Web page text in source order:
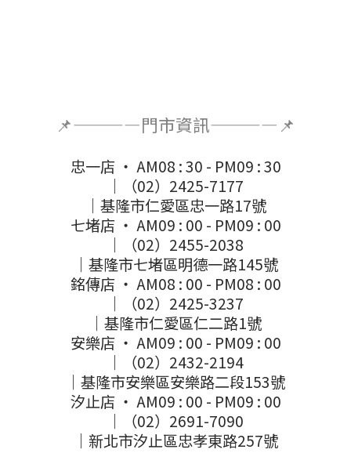
📌————門市資訊————📌
忠一店 ‧ AM08 : 30 - PM09 : 30
｜（02）2425-7177
｜基隆市仁愛區忠一路17號
七堵店 ‧ AM09 : 00 - PM09 : 00
｜（02）2455-2038
｜基隆市七堵區明德一路145號
銘傳店 ‧ AM08 : 00 - PM08 : 00
｜（02）2425-3237
｜基隆市仁愛區仁二路1號
安樂店 ‧ AM09 : 00 - PM09 : 00
｜（02）2432-2194
｜基隆市安樂區安樂路二段153號
汐止店 ‧ AM09 : 00 - PM09 : 00
｜（02）2691-7090
｜新北市汐止區忠孝東路257號